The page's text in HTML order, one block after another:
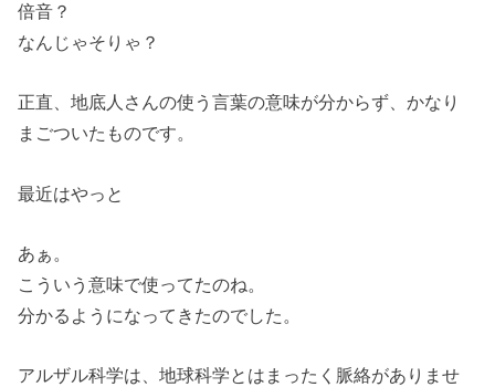
倍音？
なんじゃそりゃ？
正直、地底人さんの使う言葉の意味が分からず、かなり
まごついたものです。
最近はやっと
あぁ。
こういう意味で使ってたのね。
分かるようになってきたのでした。
アルザル科学は、地球科学とはまったく脈絡がありませ